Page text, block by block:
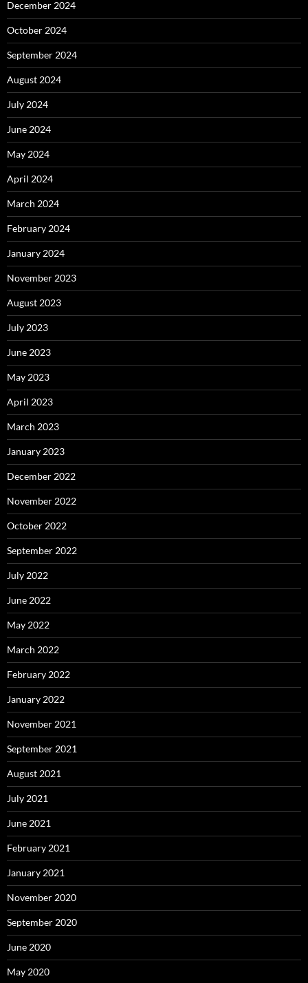
December 2024
October 2024
September 2024
August 2024
July 2024
June 2024
May 2024
April 2024
March 2024
February 2024
January 2024
November 2023
August 2023
July 2023
June 2023
May 2023
April 2023
March 2023
January 2023
December 2022
November 2022
October 2022
September 2022
July 2022
June 2022
May 2022
March 2022
February 2022
January 2022
November 2021
September 2021
August 2021
July 2021
June 2021
February 2021
January 2021
November 2020
September 2020
June 2020
May 2020